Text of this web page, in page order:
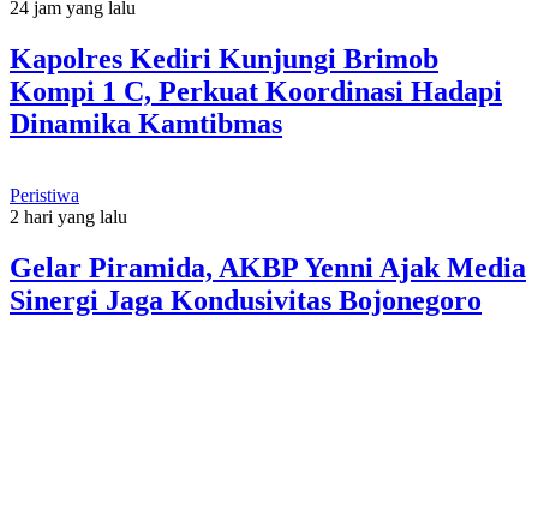
24 jam yang lalu
Kapolres Kediri Kunjungi Brimob
Kompi 1 C, Perkuat Koordinasi Hadapi
Dinamika Kamtibmas
Peristiwa
2 hari yang lalu
Gelar Piramida, AKBP Yenni Ajak Media
Sinergi Jaga Kondusivitas Bojonegoro